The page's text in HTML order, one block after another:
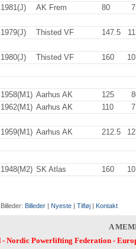
1981(J) AK Frem 80
1979(J) Thisted VF 147.5
1980(J) Thisted VF 160
1958(M1) Aarhus AK 125
1962(M1) Aarhus AK 110
1959(M1) Aarhus AK 212.5
1948(M2) SK Atlas 160
Billeder | Nyeste | Tilføj | Kontakt
A
- Nordic Powerlifting Federation-